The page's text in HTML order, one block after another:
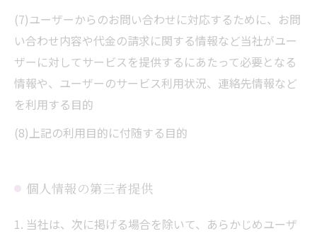
(7)ユーザーからのお問い合わせに対応するために、お問
い合わせ内容や代金の請求に関する情報など当社がユー
ザーに対してサービスを提供するにあたって必要となる
情報や、ユーザーのサービス利用状況、連絡先情報など
を利用する目的
(8)上記の利用目的に付随する目的
個人情報の第三者提供
1. 当社は、次に掲げる場合を除いて、あらかじめユーザ